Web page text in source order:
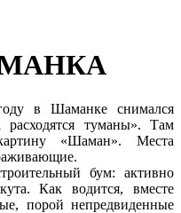
в Шаманке снимался
туманы». Там
«Шаман». Места
бум: активно
Как водится, вместе
порой непредвиденные